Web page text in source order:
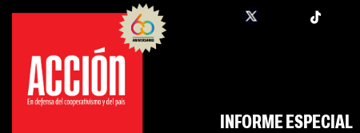
Saltar
contenido
facebook
INFORME ESPECIAL